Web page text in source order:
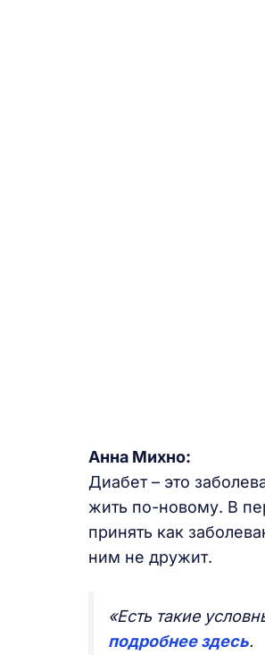
Анна Михно:
Диабет – это
жить по-новому. В
принять как
ним не дружит.
«Есть такие
подробнее здесь.